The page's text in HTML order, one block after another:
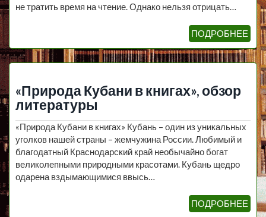
не тратить время на чтение. Однако нельзя отрицать…
ПОДРОБНЕЕ
«Природа Кубани в книгах», обзор
литературы
«Природа Кубани в книгах» Кубань – один из уникальных
уголков нашей страны – жемчужина России. Любимый и
благодатный Краснодарский край необычайно богат
великолепными природными красотами. Кубань щедро
одарена вздымающимися ввысь…
ПОДРОБНЕЕ